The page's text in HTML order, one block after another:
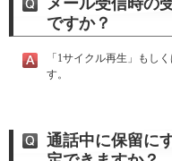
メール受信時の
ですか？
「1サイクル再生」もし
す。
通話中に保留に